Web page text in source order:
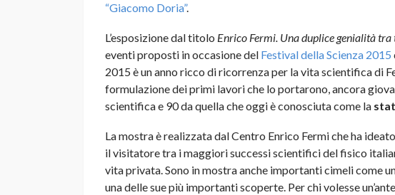
“Giacomo Doria”.
L’esposizione dal titolo Enrico Fermi. Una duplice genialità
eventi proposti in occasione del Festival della Scienza 2015
2015 è un anno ricco di ricorrenza per la vita scientifica di
formulazione dei primi lavori che lo portarono, ancora
scientifica e 90 da quella che oggi è conosciuta come la
La mostra è realizzata dal Centro Enrico Fermi che ha
il visitatore tra i maggiori successi scientifici del fisico
vita privata. Sono in mostra anche importanti cimeli come
una delle sue più importanti scoperte. Per chi volesse